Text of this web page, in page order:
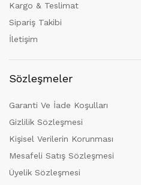
Kargo & Teslimat
Sipariş Takibi
İletişim
Sözleşmeler
Garanti Ve İade Koşulları
Gizlilik Sözleşmesi
Kişisel Verilerin Korunması
Mesafeli Satış Sözleşmesi
Üyelik Sözleşmesi